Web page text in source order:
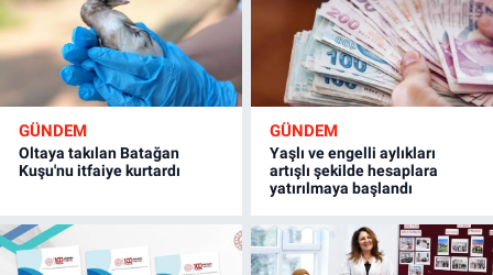
GÜNDEM
Oltaya takılan Batağan
Kuşu'nu itfaiye kurtardı
GÜNDEM
Yaşlı ve engelli aylıkları
artışlı şekilde hesaplara
yatırılmaya başlandı